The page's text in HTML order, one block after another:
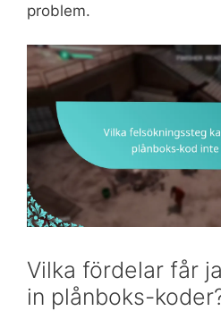
problem.
Vilka fördelar får
in plånboks-